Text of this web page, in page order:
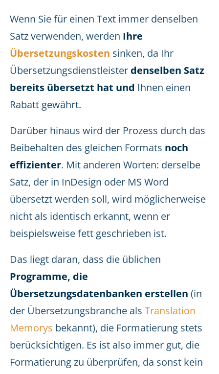
Wenn Sie für einen Text immer denselben
Satz verwenden, werden Ihre
Übersetzungskosten sinken, da Ihr
Übersetzungsdienstleister denselben Satz
bereits übersetzt hat und Ihnen einen
Rabatt gewährt.
Darüber hinaus wird der Prozess durch das
Beibehalten des gleichen Formats noch
effizienter. Mit anderen Worten: derselbe
Satz, der in InDesign oder MS Word
übersetzt werden soll, wird möglicherweise
nicht als identisch erkannt, wenn er
beispielsweise fett geschrieben ist.
Das liegt daran, dass die üblichen
Programme, die
Übersetzungsdatenbanken erstellen (in
der Übersetzungsbranche als Translation
Memorys bekannt), die Formatierung stets
berücksichtigen. Es ist also immer gut, die
Formatierung zu überprüfen, da sonst kein